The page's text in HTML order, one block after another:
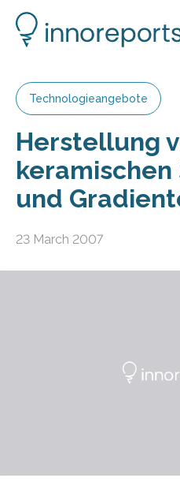
Technologieangebote
Herstellung
und
23 March 2007